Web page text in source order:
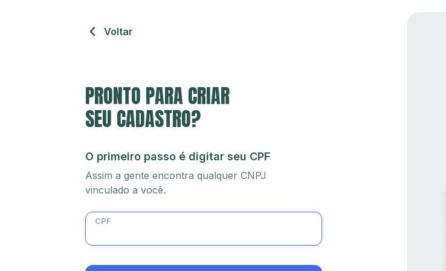
Voltar
PRONTO PARA CRIAR
SEU CADASTRO?
O primeiro passo é digitar seu CPF
Assim a gente encontra qualquer CNPJ
vinculado a você.
CPF